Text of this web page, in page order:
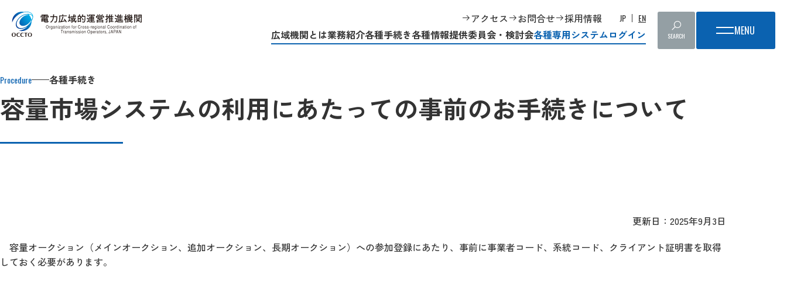
アクセス お問合せ 採用情報 JP EN
広域機関とは業務紹介各種手続き各種情報提供委員会・検討会各種専用システムログイン SEARCH
Top
Procedure 各種手続き
容量市場システムの利用にあたっての事前のお手続きについて
更新日：2025年9月3日
容量オークション（メインオークション、追加オークション、長期オークション）への参加登録にあたり、事前に事業者コード、系統コード、クライアント証明書を取得
しておく必要があります。